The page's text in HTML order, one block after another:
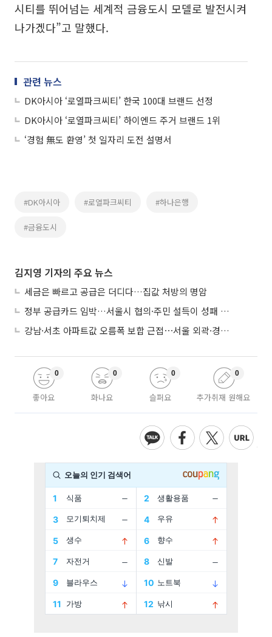
시티를 뛰어넘는 세계적 금융도시 모델로 발전시켜
나가겠다”고 말했다.
관련 뉴스
DK아시아 ‘로열파크씨티’ 한국 100대 브랜드 선정
DK아시아 ‘로열파크씨티’ 하이엔드 주거 브랜드 1위
‘경험 無도 환영’ 첫 일자리 도전 설명서
#DK아시아 #로열파크씨티 #하나은행
#금융도시
김지영 기자의 주요 뉴스
세금은 빠르고 공급은 더디다…집값 처방의 명암
정부 공급카드 임박…서울시 협의·주민 설득이 성패 가른다
강남·서초 아파트값 오름폭 보합 근접⋯서울 외곽·경기 남부 중심 매수세
좋아요
0
화나요
0
슬퍼요
0
추가취재 원해요
0